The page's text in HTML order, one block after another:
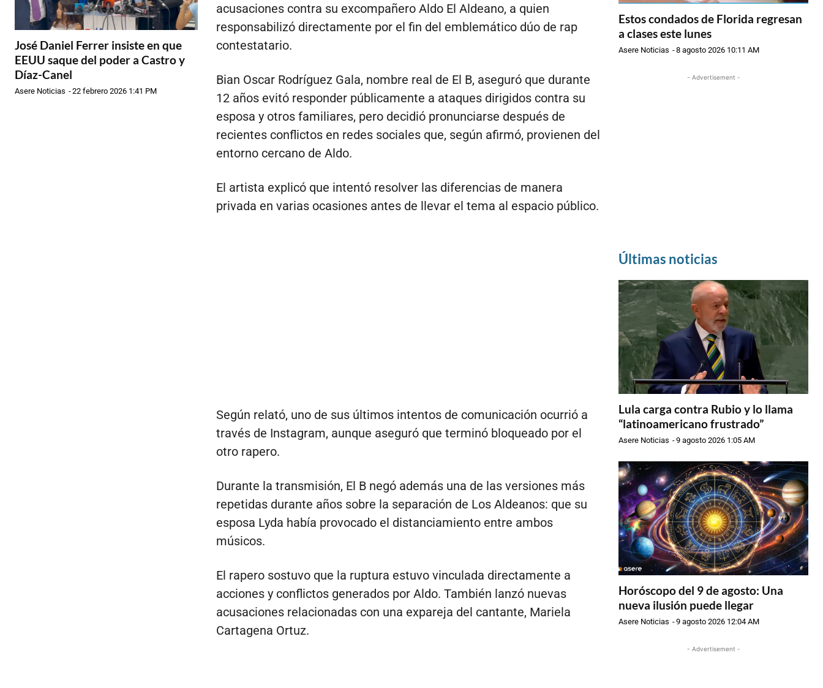
José Daniel Ferrer insiste en que
EEUU saque del poder a Castro y
Díaz-Canel
Asere Noticias -22 febrero 2026 1:41 PM
acusaciones contra su excompañero Aldo El Aldeano, a quien
responsabilizó directamente por el fin del emblemático dúo de rap
contestatario.
Bian Oscar Rodríguez Gala, nombre real de El B, aseguró que durante
12 años evitó responder públicamente a ataques dirigidos contra su
esposa y otros familiares, pero decidió pronunciarse después de
recientes conflictos en redes sociales que, según afirmó, provienen del
entorno cercano de Aldo.
El artista explicó que intentó resolver las diferencias de manera
privada en varias ocasiones antes de llevar el tema al espacio público.
Según relató, uno de sus últimos intentos de comunicación ocurrió a
través de Instagram, aunque aseguró que terminó bloqueado por el
otro rapero.
Durante la transmisión, El B negó además una de las versiones más
repetidas durante años sobre la separación de Los Aldeanos: que su
esposa Lyda había provocado el distanciamiento entre ambos
músicos.
El rapero sostuvo que la ruptura estuvo vinculada directamente a
acciones y conflictos generados por Aldo. También lanzó nuevas
acusaciones relacionadas con una expareja del cantante, Mariela
Cartagena Ortuz.
Estos condados de Florida regresan
a clases este lunes
Asere Noticias -8 agosto 2026 10:11 AM
- Advertisement -
Últimas noticias
Lula carga contra Rubio y lo llama
“latinoamericano frustrado”
Asere Noticias -9 agosto 2026 1:05 AM
Horóscopo del 9 de agosto: Una
nueva ilusión puede llegar
Asere Noticias -9 agosto 2026 12:04 AM
- Advertisement -